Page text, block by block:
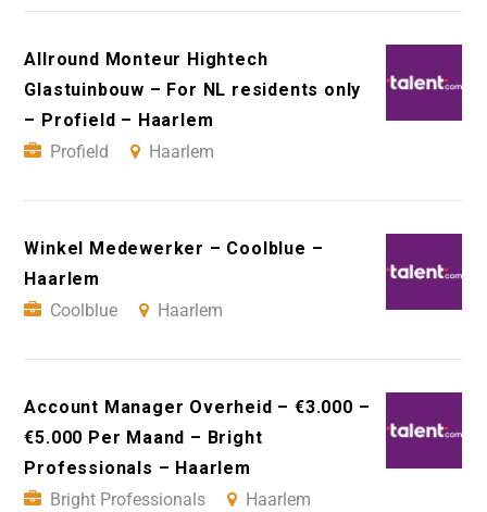
Allround Monteur Hightech
Glastuinbouw – For NL residents only
– Profield – Haarlem
Profield
Haarlem
Winkel Medewerker – Coolblue –
Haarlem
Coolblue
Haarlem
Account Manager Overheid – €3.000 –
€5.000 Per Maand – Bright
Professionals – Haarlem
Bright Professionals
Haarlem